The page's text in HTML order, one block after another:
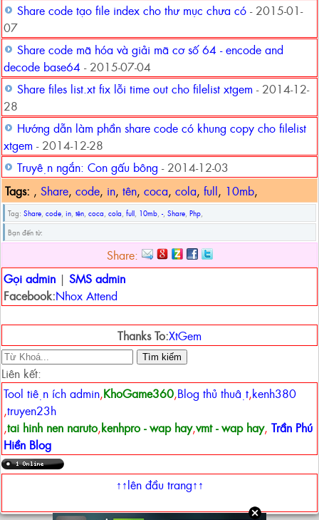
Share code tạo file index cho thư mục chưa có - 2015-01-
07
Share code mã hóa và giải mã cơ số 64 - encode and
decode base64 - 2015-07-04
Share files list.xt fix lỗi time out cho filelist xtgem - 2014-12-
28
Hướng dẫn làm phần share code có khung copy cho filelist
xtgem - 2014-12-28
Truyện ngắn: Con gấu bông - 2014-12-03
Tags: , Share, code, in, tên, coca, cola, full, 10mb,
Tag: Share code in tên coca cola full 10mb - Share Php
Bạn đến từ:
Share:
Gọi admin | SMS admin
Facebook:Nhox Attend
Thanks To:XtGem
Liên kết:
Tool tiện ích admin,KhoGame360,Blog thủ thuật,kenh380
,truyen23h
,tai hinh nen naruto,kenhpro - wap hay,vmt - wap hay, Trần Phú
Hiền Blog
↑↑lên đầu trang↑↑